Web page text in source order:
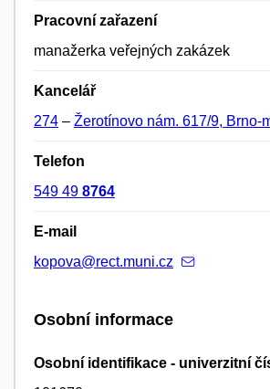
Pracovní zařazení
manažerka veřejných zakázek
Kancelář
274 – Žerotínovo nám. 617/9, Brno-
Telefon
549 49 8764
E-mail
kopova@rect.muni.cz
Osobní informace
Osobní identifikace - univerzitní